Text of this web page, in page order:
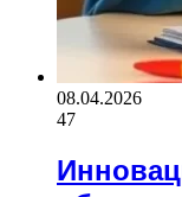
08.04.2026
47